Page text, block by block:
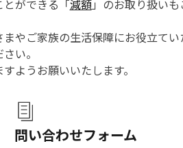
ができる「減額」のお取り扱いも
やご家族の生活保障にお役立てい
い。
ようお願いいたします。
問い合わせフォーム